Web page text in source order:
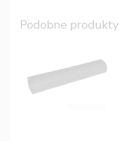
Podobne produkty